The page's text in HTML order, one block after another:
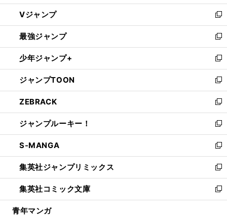
ウ
ィ
ン
ド
ウ
で
開
く
し
い
ウ
ィ
ン
ド
ウ
で
開
く
Vジャンプ
新
し
い
ウ
ィ
ン
ド
ウ
で
開
く
最強ジャンプ
新
し
い
ウ
ィ
ン
ド
ウ
で
開
く
少年ジャンプ+
新
し
い
ウ
ィ
ン
ド
ウ
で
開
く
ジャンプTOON
新
し
い
ウ
ィ
ン
ド
ウ
で
開
く
ZEBRACK
新
し
い
ウ
ィ
ン
ド
ウ
で
開
ジャンプルーキー！
新
し
い
ウ
ィ
ン
ド
ウ
S-MANGA
新
し
い
ウ
ィ
ン
集英社ジャンプリミックス
新
し
い
ウ
集英社コミック文庫
新
し
青年マンガ